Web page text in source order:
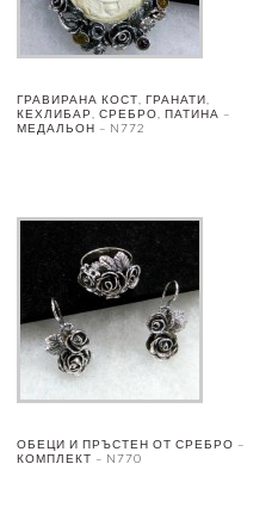
ГРАВИРАНА КОСТ, ГРАНАТИ,
КЕХЛИБАР, СРЕБРО, ПАТИНА –
МЕДАЛЬОН – N772
ОБЕЦИ И ПРЪСТЕН ОТ СРЕБРО –
КОМПЛЕКТ – N770